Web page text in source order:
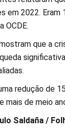
em 2022.
OCDE.
que a
redução de
mais de meio
Saldaña /